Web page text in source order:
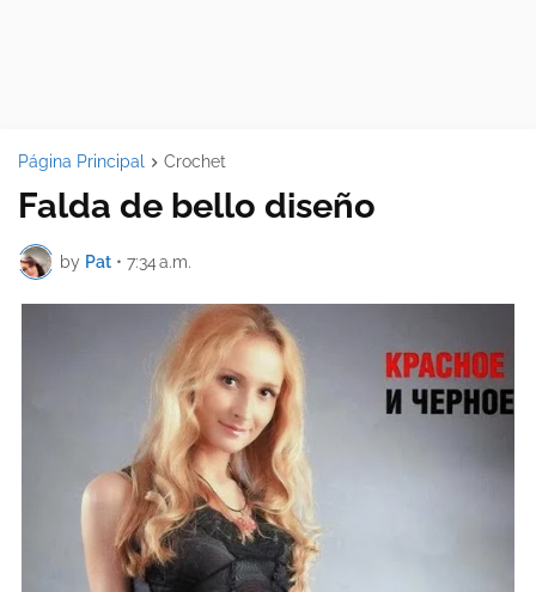
Página Principal Crochet
Falda de bello diseño
by Pat • 7:34 a.m.